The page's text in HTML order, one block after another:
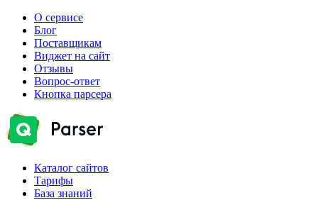
О сервисе
Блог
Поставщикам
Виджет на сайт
Отзывы
Вопрос-ответ
Кнопка парсера
Каталог сайтов
Тарифы
База знаний